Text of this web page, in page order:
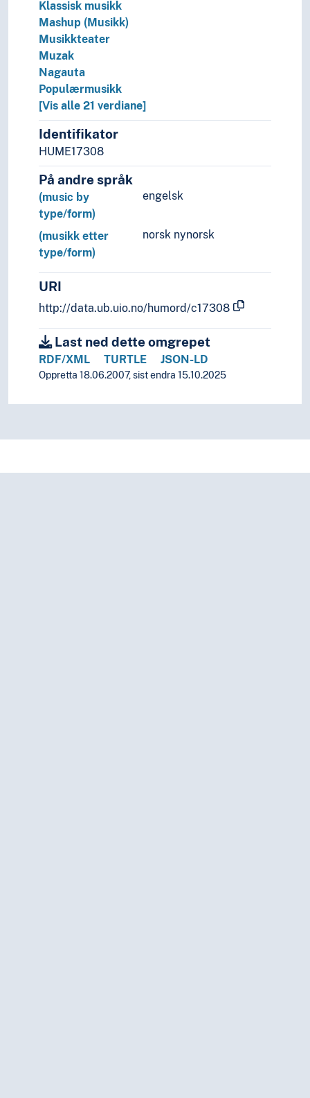
Klassisk musikk
Mashup (Musikk)
Musikkteater
Muzak
Nagauta
Populærmusikk
[Vis alle 21 verdiane]
Identifikator
HUME17308
På andre språk
engelsk
(music by
type/form)
norsk nynorsk
(musikk etter
type/form)
URI
http://data.ub.uio.no/humord/c17308
Last ned dette omgrepet
RDF/XML TURTLE JSON-LD
Oppretta 18.06.2007, sist endra 15.10.2025